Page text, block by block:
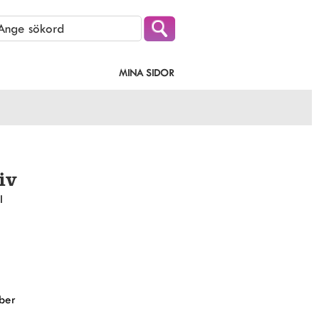
MINA SIDOR